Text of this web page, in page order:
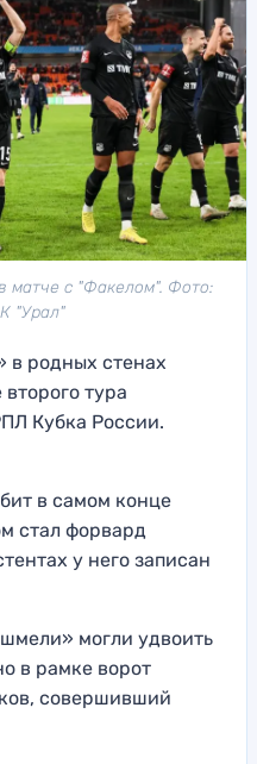
матче с "Факелом". Фото:
"Урал"
в родных стенах
тура
Кубка России.
в самом конце
стал форвард
у него записан
могли удвоить
в рамке ворот
совершивший